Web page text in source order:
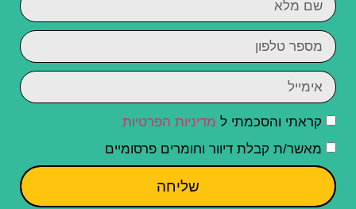
קראתי והסכמתי ל מדיניות הפרטיות
מאשר/ת קבלת דיוור וחומרים פרסומיים
שליחה